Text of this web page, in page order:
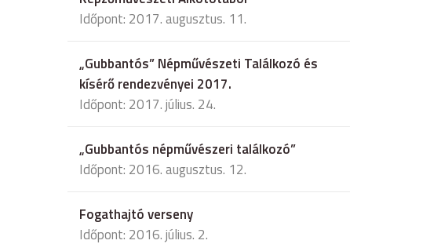
Időpont: 2017. augusztus. 11.
„Gubbantós” Népművészeti Találkozó és
kísérő rendezvényei 2017.
Időpont: 2017. július. 24.
„Gubbantós népművészeri találkozó”
Időpont: 2016. augusztus. 12.
Fogathajtó verseny
Időpont: 2016. július. 2.